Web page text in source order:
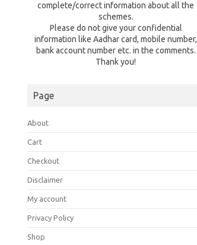
complete/correct information about all the
schemes.
Please do not give your confidential
information like Aadhar card, mobile number,
bank account number etc. in the comments.
Thank you!
Page
About
Cart
Checkout
Disclaimer
My account
Privacy Policy
Shop